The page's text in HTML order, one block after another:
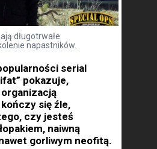
długotrwałe
napastników.
serial
pokazuje,
się źle,
czy jesteś
naiwną
gorliwym neofitą.